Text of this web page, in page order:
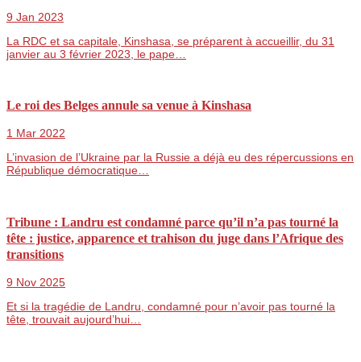
9 Jan 2023
La RDC et sa capitale, Kinshasa, se préparent à accueillir, du 31
janvier au 3 février 2023, le pape…
Le roi des Belges annule sa venue à Kinshasa
1 Mar 2022
L’invasion de l’Ukraine par la Russie a déjà eu des répercussions en
République démocratique…
Tribune : Landru est condamné parce qu’il n’a pas tourné la
tête : justice, apparence et trahison du juge dans l’Afrique des
transitions
9 Nov 2025
Et si la tragédie de Landru, condamné pour n’avoir pas tourné la
tête, trouvait aujourd’hui…